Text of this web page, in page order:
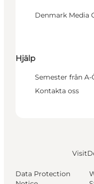
Denmark Media
Hjälp
Semester från A-
Kontakta oss
Data Protection